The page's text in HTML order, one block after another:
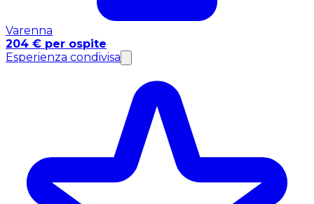
Varenna
204 € per ospite
Esperienza condivisa